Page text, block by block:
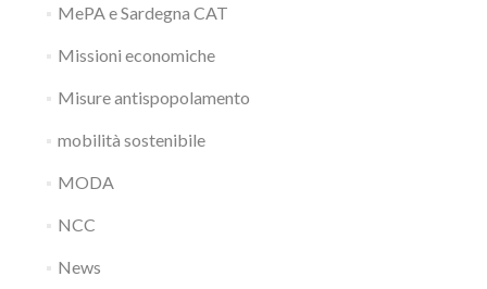
MePA e Sardegna CAT
Missioni economiche
Misure antispopolamento
mobilità sostenibile
MODA
NCC
News